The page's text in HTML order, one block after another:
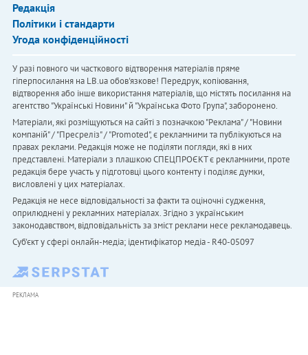
Редакція
Політики і стандарти
Угода конфіденційності
У разі повного чи часткового відтворення матеріалів пряме
гіперпосилання на LB.ua обов'язкове! Передрук, копіювання,
відтворення або інше використання матеріалів, що містять посилання на
агентство "Українськi Новини" й "Українська Фото Група", заборонено.
Матеріали, які розміщуються на сайті з позначкою "Реклама" / "Новини
компаній" / "Пресреліз" / "Promoted", є рекламними та публікуються на
правах реклами. Редакція може не поділяти погляди, які в них
представлені. Матеріали з плашкою СПЕЦПРОЄКТ є рекламними, проте
редакція бере участь у підготовці цього контенту і поділяє думки,
висловлені у цих матеріалах.
Редакція не несе відповідальності за факти та оціночні судження,
оприлюднені у рекламних матеріалах. Згідно з українським
законодавством, відповідальність за зміст реклами несе рекламодавець.
Cуб'єкт у сфері онлайн-медіа; ідентифікатор медіа - R40-05097
РЕКЛАМА